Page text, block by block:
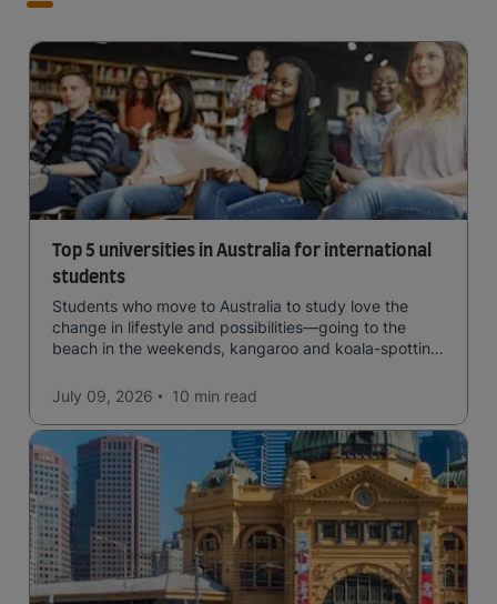
Top 5 universities in Australia for international
students
Students who move to Australia to study love the
change in lifestyle and possibilities—going to the
beach in the weekends, kangaroo and koala-spotting
easy to manage traffic and a high standard of living.
July 09, 2026 10 min read